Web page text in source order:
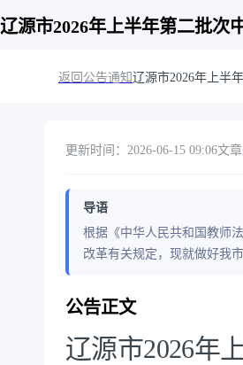
辽源市2026年上半年第二批次
返回公告通知辽源市2026年上半
更新时间：2026-06-15 09:06文
导语
根据《中华人民共和国教师
改革有关规定，现就做好我
公告正文
辽源市2026年